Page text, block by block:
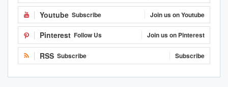
Youtube Subscribe Join us on Youtube
Pinterest Follow Us Join us on Pinterest
RSS Subscribe Subscribe